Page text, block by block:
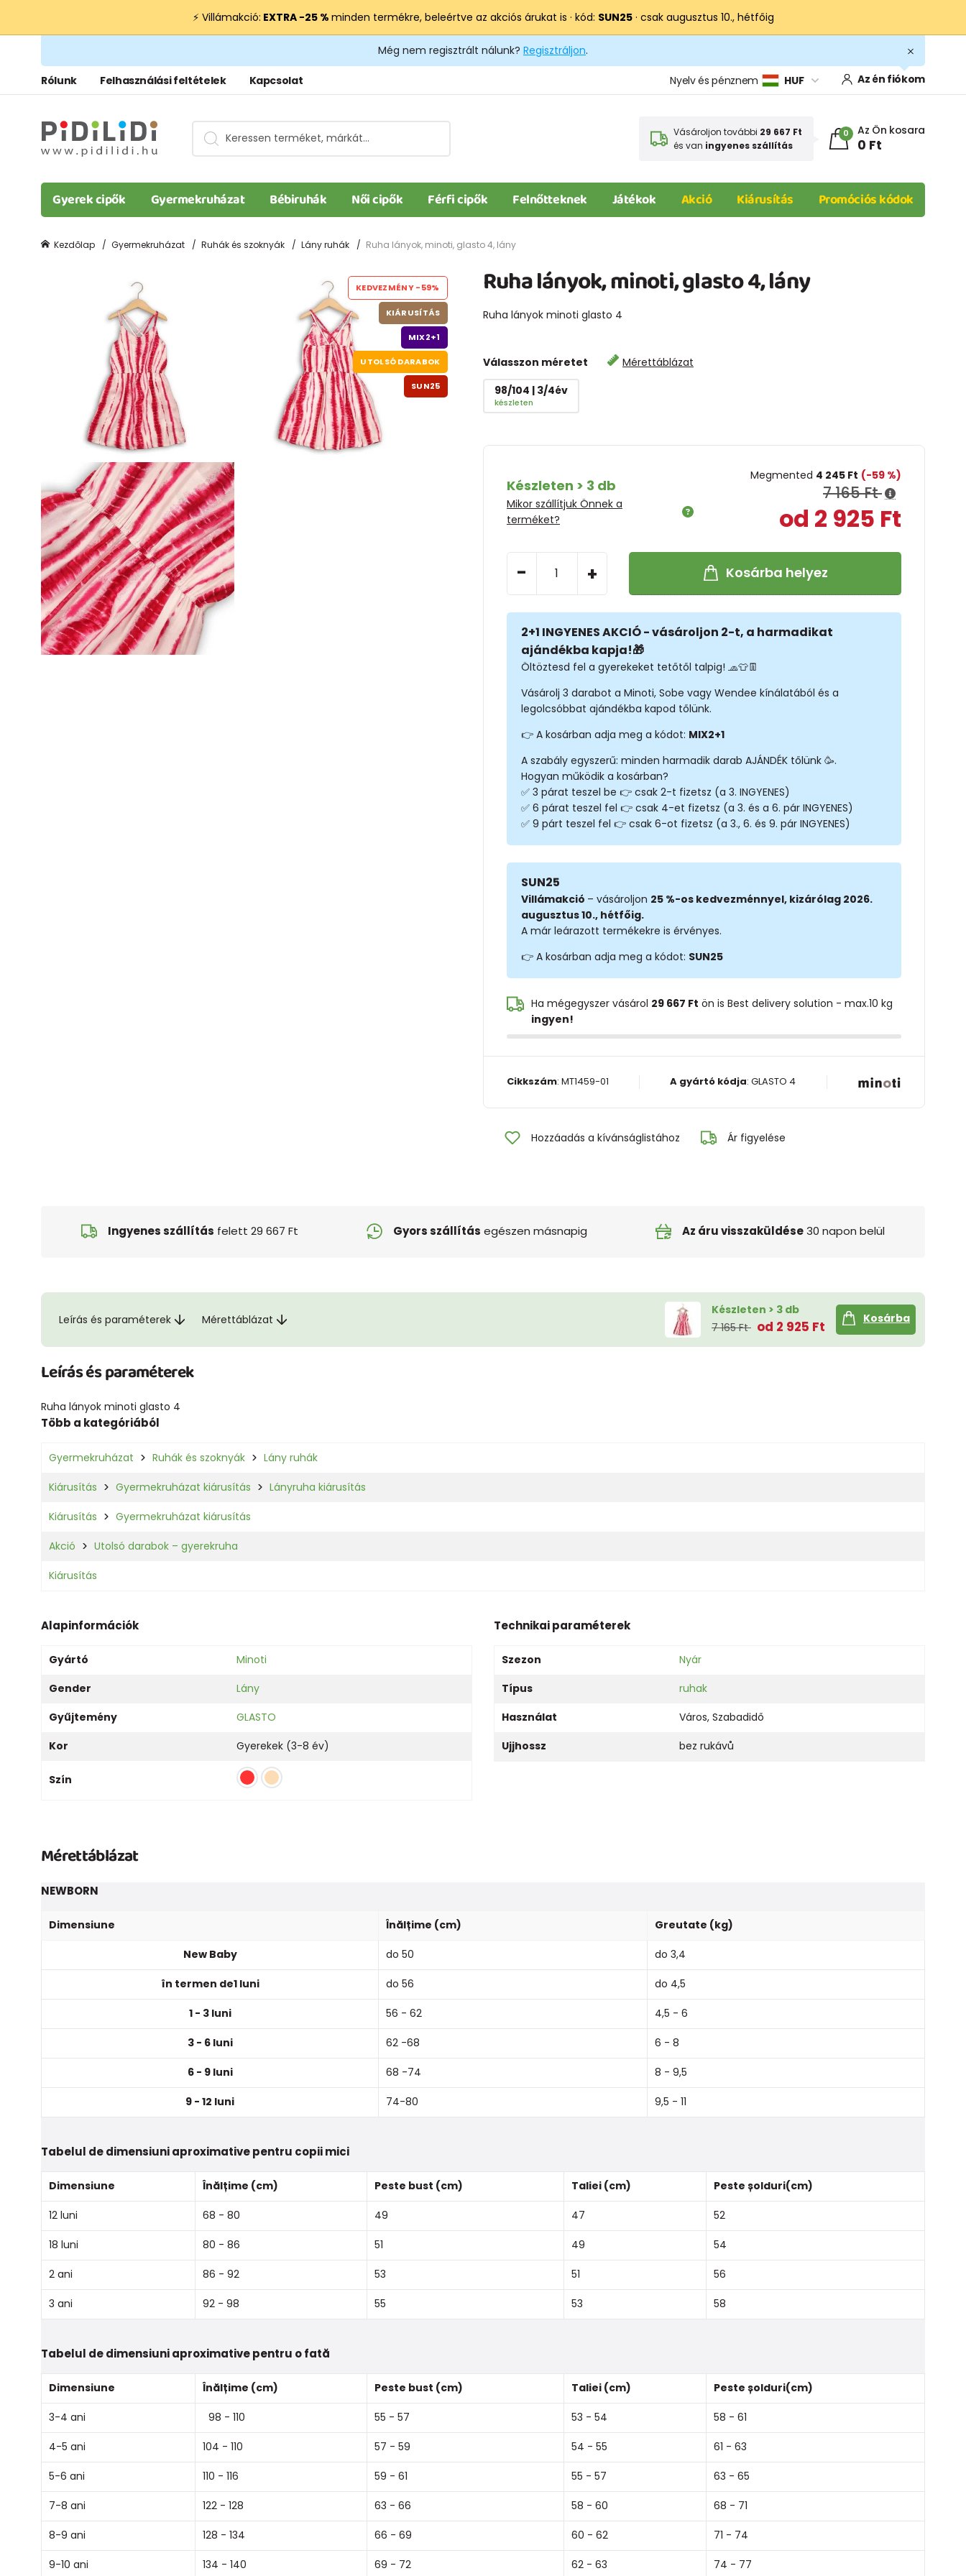
⚡ Villámakció: EXTRA −25 % minden termékre, beleértve az akciós árukat is · kód: SUN25· csak augusztus 10., hétfőig
Még nem regisztrált nálunk? Regisztráljon.
Rólunk Felhasználási feltételek Kapcsolat Nyelv és pénznem HUF Az én fiókom
Vásároljon további 29 667 Ft
és van ingyenes szállítás
0 Az Ön kosara
0 Ft
Gyerek cipők Gyermekruházat Bébiruhák Női cipők Férfi cipők Felnőtteknek Játékok Akció Kiárusítás Promóciós kódok
Kezdõlap Gyermekruházat Ruhák és szoknyák Lány ruhák Ruha lányok, minoti, glasto 4, lány
Ruha lányok, minoti, glasto 4, lány
Ruha lányok minoti glasto 4
Válasszon méretet
Mérettáblázat
98/104 | 3/4év
készleten
Készleten > 3 db
Mikor szállítjuk Önnek a
terméket?
Megmented 4 245 Ft (-59 %)
7 165 Ft
od 2 925 Ft
- + Kosárba helyez
2+1 INGYENES AKCIÓ - vásároljon 2-t, a harmadikat
ajándékba kapja!🎁
Öltöztesd fel a gyerekeket tetőtől talpig! 🧢👕👖
Vásárolj 3 darabot a Minoti, Sobe vagy Wendee kínálatából és a
legolcsóbbat ajándékba kapod tőlünk.
👉 A kosárban adja meg a kódot: MIX2+1
A szabály egyszerű: minden harmadik darab AJÁNDÉK tőlünk 🥳.
Hogyan működik a kosárban?
✅ 3 párat teszel be 👉 csak 2-t fizetsz (a 3. INGYENES)
✅ 6 párat teszel fel 👉 csak 4-et fizetsz (a 3. és a 6. pár INGYENES)
✅ 9 párt teszel fel 👉 csak 6-ot fizetsz (a 3., 6. és 9. pár INGYENES)
SUN25
Villámakció – vásároljon 25 %-os kedvezménnyel, kizárólag 2026.
augusztus 10., hétfőig.
A már leárazott termékekre is érvényes.
👉 A kosárban adja meg a kódot: SUN25
Ha mégegyszer vásárol 29 667 Ft ön is Best delivery solution - max.10 kg
ingyen!
Cikkszám: MT1459-01 A gyártó kódja:GLASTO 4
Hozzáadás a kívánságlistához Ár figyelése
KEDVEZMÉNY-59%
KIÁRUSÍTÁS
MIX2+1
UTOLSÓ DARABOK
SUN25
Ingyenes szállítás felett 29 667 Ft Gyors szállítás egészen másnapig Az áru visszaküldése30 napon belül
Leírás és paraméterek Mérettáblázat
Készleten > 3 db
7 165 Ft od 2 925 Ft
Kosárba
Leírás és paraméterek
Ruha lányok minoti glasto 4
Több a kategóriából
Gyermekruházat Ruhák és szoknyák Lány ruhák
Kiárusítás Gyermekruházat kiárusítás Lányruha kiárusítás
Kiárusítás Gyermekruházat kiárusítás
Akció Utolsó darabok – gyerekruha
Kiárusítás
Alapinformációk
Gyártó
Minoti
Gender
Lány
Gyűjtemény
GLASTO
Kor
Gyerekek (3-8 év)
Szín
Technikai paraméterek
Szezon
Nyár
Típus
ruhak
Használat
Város, Szabadidő
Ujjhossz
bez rukávů
Mérettáblázat
NEWBORN
Dimensiune Înălțime (cm) Greutate (kg)
New Baby do 50 do 3,4
în termen de1 luni do 56 do 4,5
1 - 3 luni 56 - 62 4,5 - 6
3 - 6 luni 62 -68 6 - 8
6 - 9 luni 68 -74 8 - 9,5
9 - 12 luni 74-80 9,5 - 11
Tabelul de dimensiuni aproximative pentru copii mici
Dimensiune Înălțime (cm) Peste bust (cm) Taliei (cm) Peste șolduri(cm)
12 luni 68 - 80 49 47 52
18 luni 80 - 86 51 49 54
2 ani 86 - 92 53 51 56
3 ani 92 - 98 55 53 58
Tabelul de dimensiuni aproximative pentru o fată
Dimensiune Înălțime (cm) Peste bust (cm) Taliei (cm) Peste șolduri(cm)
3-4 ani 98 - 110 55 - 57 53 - 54 58 - 61
4-5 ani 104 - 110 57 - 59 54 - 55 61 - 63
5-6 ani 110 - 116 59 - 61 55 - 57 63 - 65
7-8 ani 122 - 128 63 - 66 58 - 60 68 - 71
8-9 ani 128 - 134 66 - 69 60 - 62 71 - 74
9-10 ani 134 - 140 69 - 72 62 - 63 74 - 77